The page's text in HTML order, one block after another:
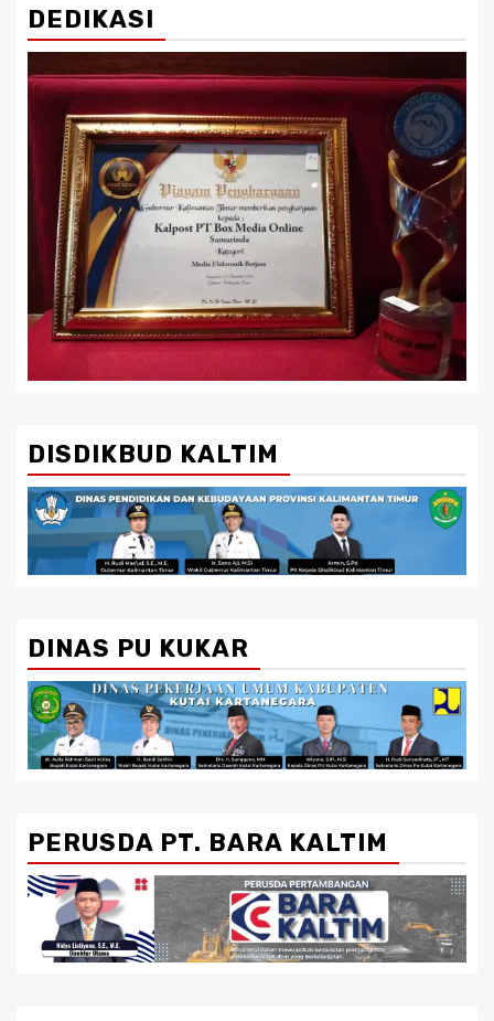
DEDIKASI
DISDIKBUD KALTIM
DINAS PU KUKAR
PERUSDA PT. BARA KALTIM